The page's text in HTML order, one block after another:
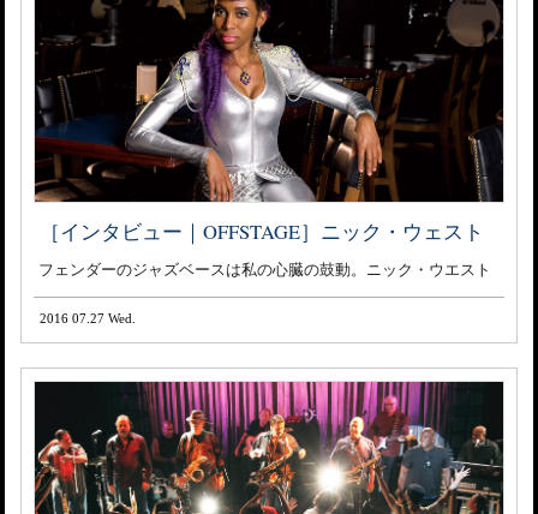
［インタビュー｜OFFSTAGE］ニック・ウェスト
フェンダーのジャズベースは私の心臓の鼓動。ニック・ウエスト
2016 07.27 Wed.